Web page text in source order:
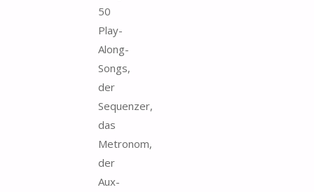
50
Play-
Along-
Songs,
der
Sequenzer,
das
Metronom,
der
Aux-